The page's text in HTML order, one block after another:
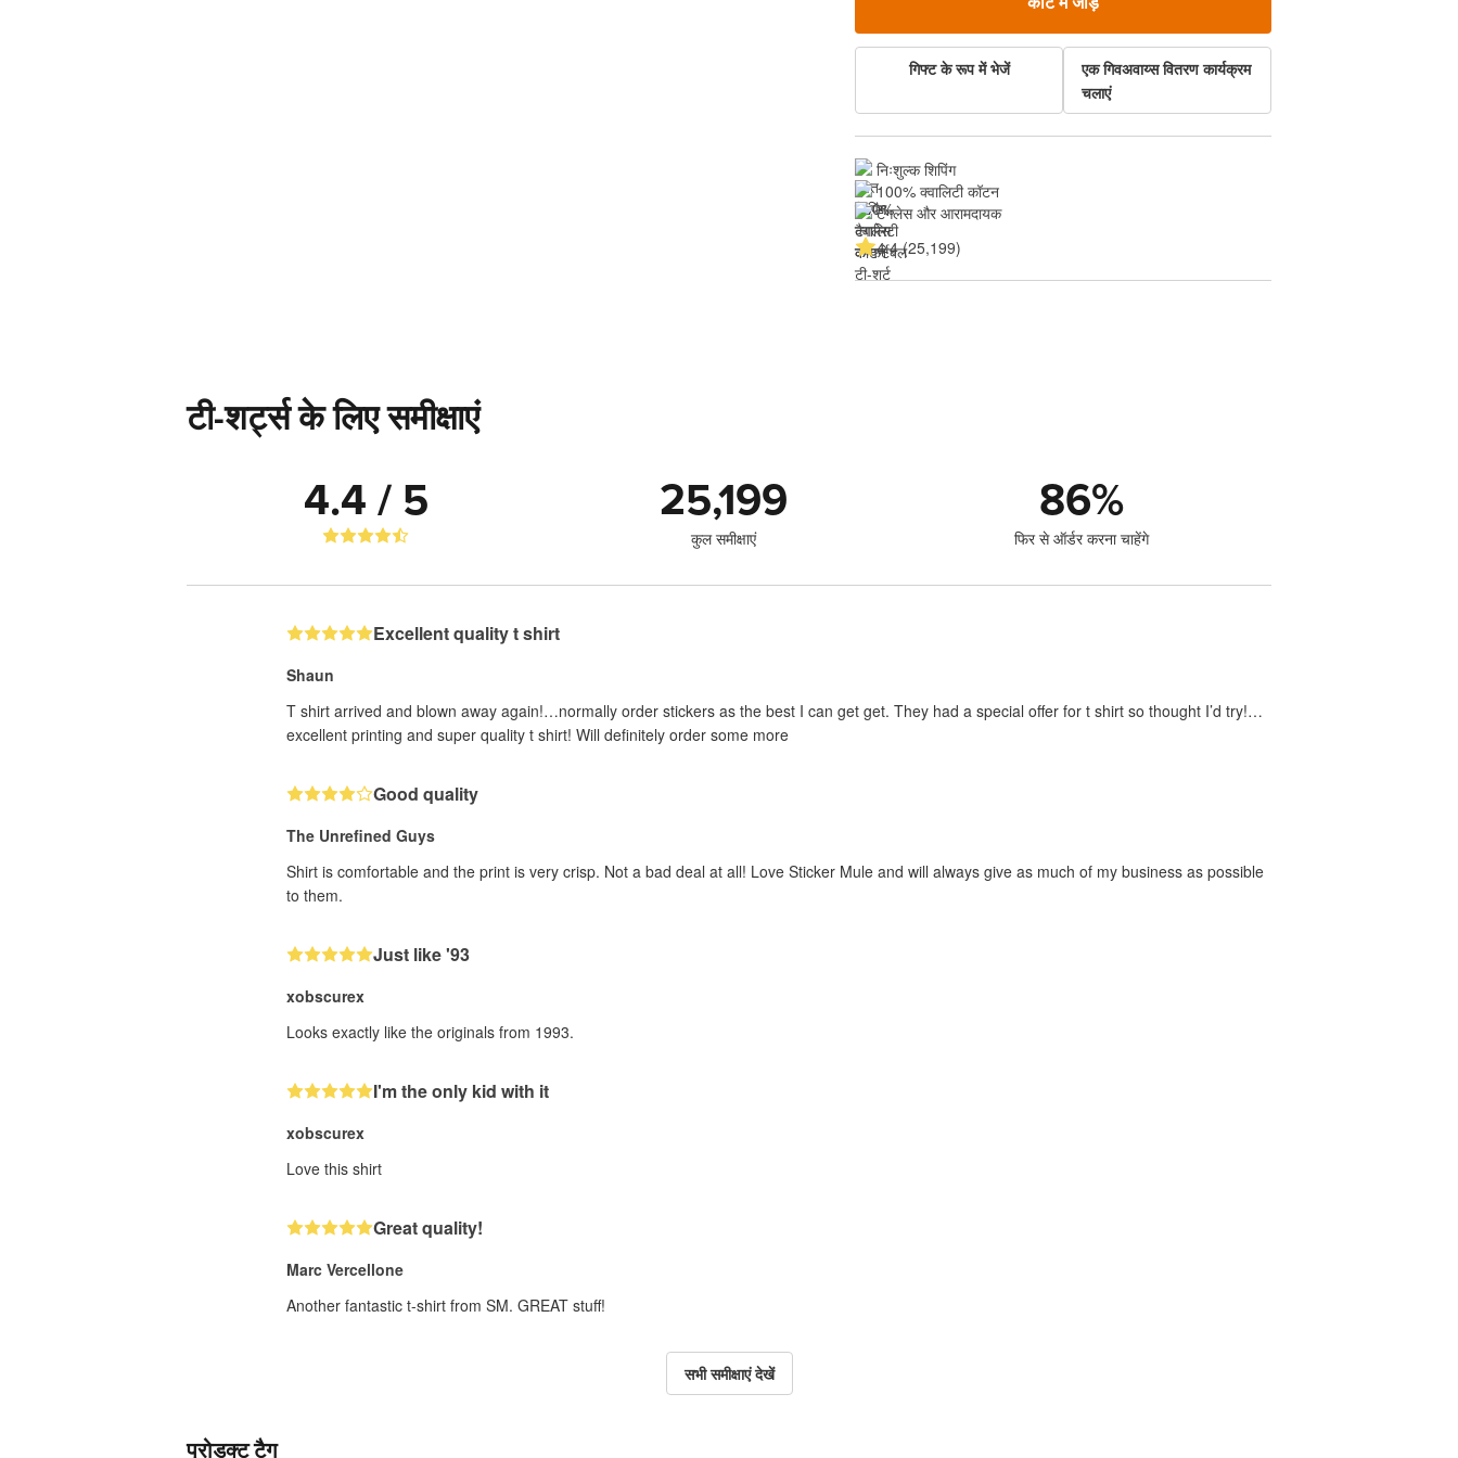
गिफ्ट के रूप में भेजें
एक गिवअवाय्स वितरण कार्यक्रम
चलाएं
निःशुल्क शिपिंग
100% क्वालिटी कॉटन
टैगलेस और आरामदायक
4.4 (25,199)
टी-शर्ट्स के लिए समीक्षाएं
4.4 / 5 25,199
कुल समीक्षाएं
86%
फिर से ऑर्डर करना चाहेंगे
Excellent quality t shirt
Shaun
T shirt arrived and blown away again!…normally order stickers as the best I can get get. They had a special offer for t shirt so thought I’d try!…
excellent printing and super quality t shirt! Will definitely order some more
Good quality
The Unrefined Guys
Shirt is comfortable and the print is very crisp. Not a bad deal at all! Love Sticker Mule and will always give as much of my business as possible
to them.
Just like '93
xobscurex
Looks exactly like the originals from 1993.
I'm the only kid with it
xobscurex
Love this shirt
Great quality!
Marc Vercellone
Another fantastic t-shirt from SM. GREAT stuff!
सभी समीक्षाएं देखें
प्रोडक्ट टैग